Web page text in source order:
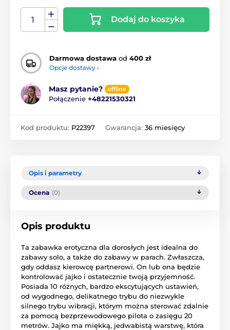
Dodaj do koszyka
Darmowa dostawa od 400 zł
Opcje dostawy ›
Masz pytanie? offline
Połączenie +48221530321
Kod produktu: P22397 Gwarancja: 36 miesięcy
Opis i parametry
Ocena (0)
Opis produktu
Ta zabawka erotyczna dla dorosłych jest idealna do
zabawy solo, a także do zabawy w parach. Zwłaszcza,
gdy oddasz kierowcę partnerowi. On lub ona będzie
kontrolować jajko i ostatecznie twoją przyjemność.
Posiada 10 różnych, bardzo ekscytujących ustawień,
od wygodnego, delikatnego trybu do niezwykle
silnego trybu wibracji, którym można sterować zdalnie
za pomocą bezprzewodowego pilota o zasięgu 20
metrów. Jajko ma miękką, jedwabistą warstwę, która